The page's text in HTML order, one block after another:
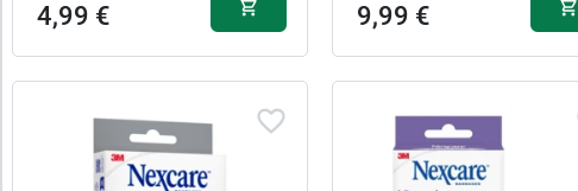
19,5 cm x 30 cm
4,99 € 9,99 €